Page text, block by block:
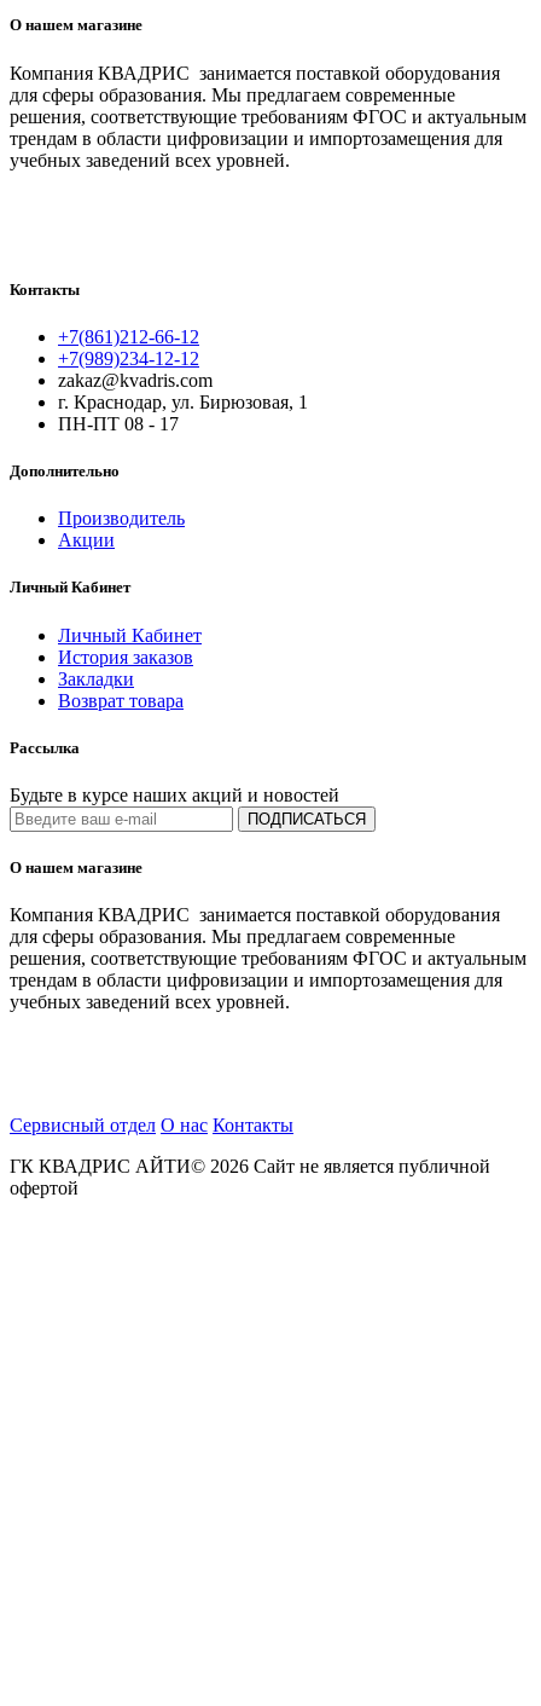
О нашем магазине
Компания КВАДРИС занимается поставкой оборудования
для сферы образования. Мы предлагаем современные
решения, соответствующие требованиям ФГОС и актуальным
трендам в области цифровизации и импортозамещения для
учебных заведений всех уровней.
Контакты
+7(861)212-66-12
+7(989)234-12-12
zakaz@kvadris.com
г. Краснодар, ул. Бирюзовая, 1
ПН-ПТ 08 - 17
Дополнительно
Производитель
Акции
Личный Кабинет
Личный Кабинет
История заказов
Закладки
Возврат товара
Рассылка
Будьте в курсе наших акций и новостей
ПОДПИСАТЬСЯ
О нашем магазине
Компания КВАДРИС занимается поставкой оборудования
для сферы образования. Мы предлагаем современные
решения, соответствующие требованиям ФГОС и актуальным
трендам в области цифровизации и импортозамещения для
учебных заведений всех уровней.
Сервисный отдел О нас Контакты
ГК КВАДРИС АЙТИ© 2026 Сайт не является публичной
офертой